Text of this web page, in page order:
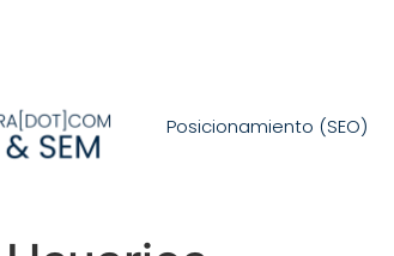
Posicionamiento (SEO)